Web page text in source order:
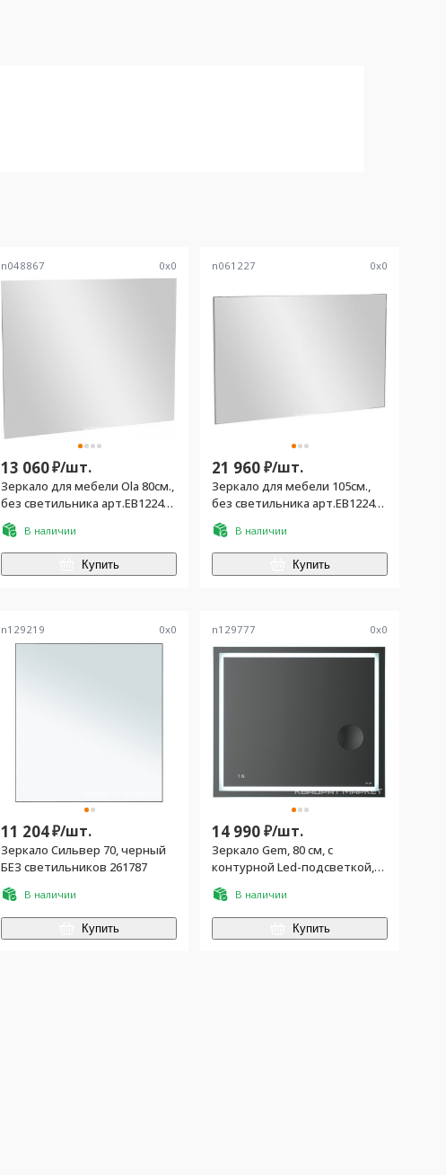
n048867 0x0
13 060₽/шт.
Зеркало для мебели Ola 80см.,
без светильника арт.EB1224-
NF
В наличии
Купить
n061227 0x0
21 960₽/шт.
Зеркало для мебели 105см.,
без светильника арт.EB1224-
NF
В наличии
Купить
n129219 0x0
11 204₽/шт.
Зеркало Сильвер 70, черный
БЕЗ светильников 261787
В наличии
Купить
n129777 0x0
14 990₽/шт.
Зеркало Gem, 80 см, с
контурной Led-подсветкой,
часами и косметическим
зеркалом
В наличии
Купить